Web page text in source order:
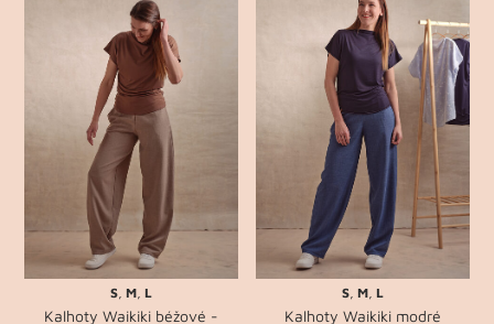
S ,M ,L
Kalhoty Waikiki béžové -
S, M, L
Kalhoty Waikiki modré